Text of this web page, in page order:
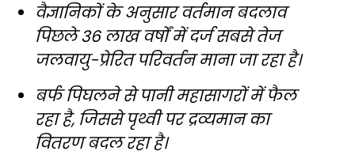
वैज्ञानिकों के अनुसार वर्तमान बदलाव
पिछले 36 लाख वर्षों में दर्ज सबसे तेज
जलवायु-प्रेरित परिवर्तन माना जा रहा है।
बर्फ पिघलने से पानी महासागरों में फैल
रहा है, जिससे पृथ्वी पर द्रव्यमान का
वितरण बदल रहा है।